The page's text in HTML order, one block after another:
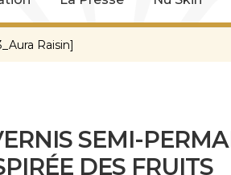
Raisin]
SEMI-
DES FRUITS